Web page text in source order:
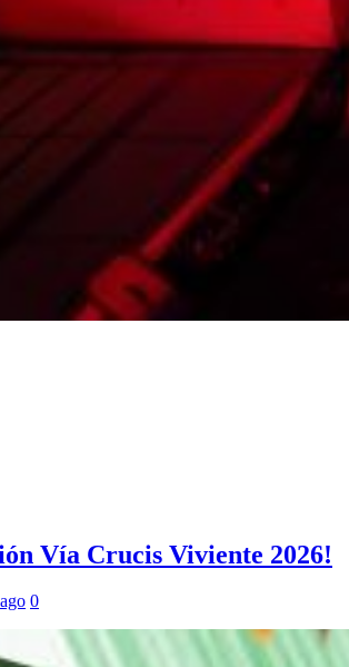
Vía Crucis Viviente 2026!
0